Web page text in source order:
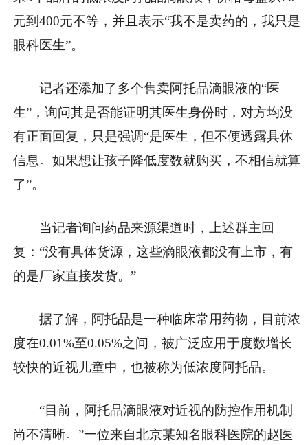
元到400元不等，并且表示“我不是卖药的，我只是
眼科医生”。
记者还添加了多个售卖阿托品滴眼液的“医
生”，询问其是否能证明其医生身份时，对方均没
有正面回复，只是强调“是医生，但不便透露具体
信息。如果想让孩子降低度数就购买，不相信就算
了”。
当记者询问药品来源渠道时，上述群主回
复：“没有具体货源，这些滴眼液都没有上市，有
的是厂家直接发货。”
据了解，阿托品是一种临床常用药物，目前浓
度在0.01%至0.05%之间，被广泛应用于度数增长
较快的近视儿童中，也被称为低浓度阿托品。
“目前，阿托品滴眼液对近视的防控作用机制
尚不清晰。”一位来自北京某知名眼科医院的赵医